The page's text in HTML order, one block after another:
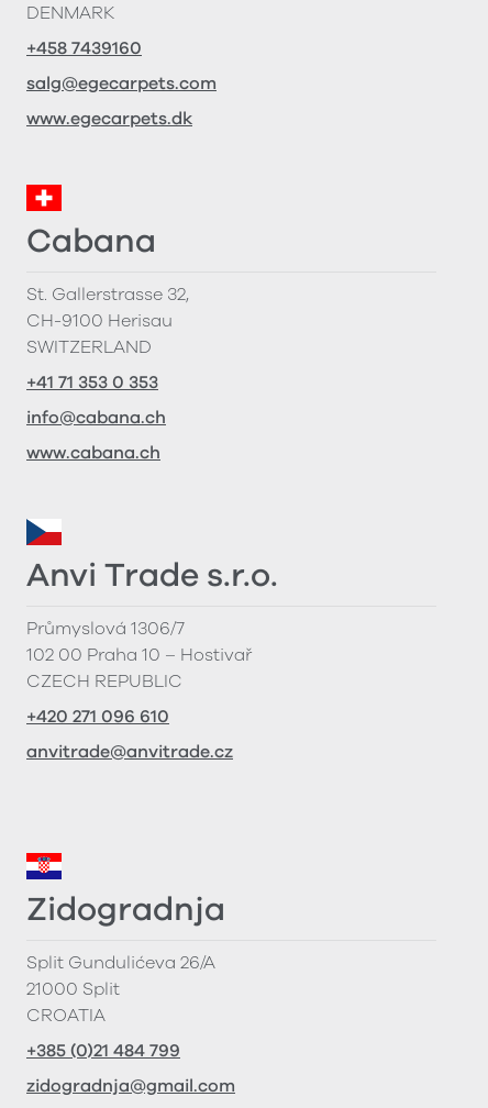
DENMARK
+458 7439160
salg@egecarpets.com
www.egecarpets.dk
Cabana
St. Gallerstrasse 32,
CH-9100 Herisau
SWITZERLAND
+41 71 353 0 353
info@cabana.ch
www.cabana.ch
Anvi Trade s.r.o.
Průmyslová 1306/7
102 00 Praha 10 – Hostivař
CZECH REPUBLIC
+420 271 096 610
anvitrade@anvitrade.cz
Zidogradnja
Split Gundulićeva 26/A
21000 Split
CROATIA
+385 (0)21 484 799
zidogradnja@gmail.com